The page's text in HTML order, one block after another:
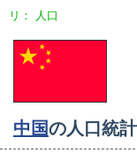
リ： 人口
中国の人口統